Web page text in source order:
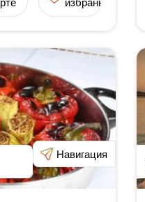
избранное
Навигация